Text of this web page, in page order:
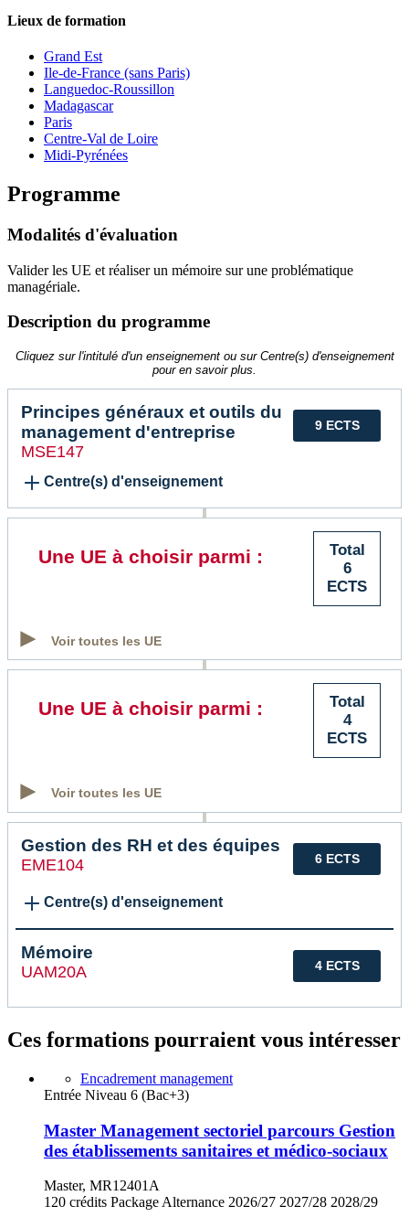
Lieux de formation
Grand Est
Ile-de-France (sans Paris)
Languedoc-Roussillon
Madagascar
Paris
Centre-Val de Loire
Midi-Pyrénées
Programme
Modalités d'évaluation
Valider les UE et réaliser un mémoire sur une problématique
managériale.
Description du programme
Cliquez sur l'intitulé d'un enseignement ou sur Centre(s) d'enseignement
pour en savoir plus.
9 ECTS
Principes généraux et outils du
management d'entreprise
MSE147
Centre(s) d'enseignement
Total
6
ECTS
Une UE à choisir parmi :
Voir toutes les UE
Total
4
ECTS
Une UE à choisir parmi :
Voir toutes les UE
6 ECTS
Gestion des RH et des équipes
EME104
Centre(s) d'enseignement
4 ECTS
Mémoire
UAM20A
Ces formations pourraient vous intéresser
Encadrement management
Entrée Niveau 6 (Bac+3)
Master Management sectoriel parcours Gestion
des établissements sanitaires et médico-sociaux
Master, MR12401A
120 crédits Package Alternance 2026/27 2027/28 2028/29